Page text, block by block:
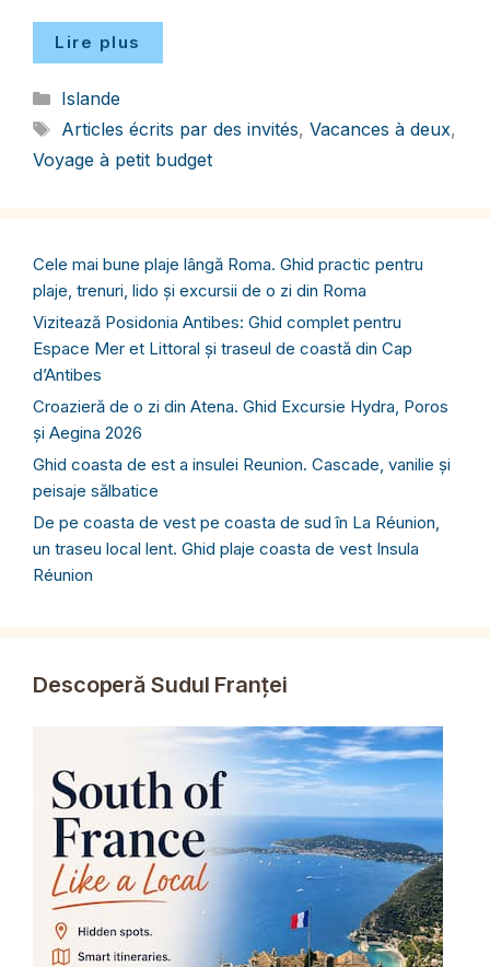
Lire plus
Catégories
Islande
Étiquettes
Articles écrits par des invités, Vacances à deux,
Voyage à petit budget
Cele mai bune plaje lângă Roma. Ghid practic pentru
plaje, trenuri, lido și excursii de o zi din Roma
Vizitează Posidonia Antibes: Ghid complet pentru
Espace Mer et Littoral și traseul de coastă din Cap
d’Antibes
Croazieră de o zi din Atena. Ghid Excursie Hydra, Poros
și Aegina 2026
Ghid coasta de est a insulei Reunion. Cascade, vanilie și
peisaje sălbatice
De pe coasta de vest pe coasta de sud în La Réunion,
un traseu local lent. Ghid plaje coasta de vest Insula
Réunion
Descoperă Sudul Franței